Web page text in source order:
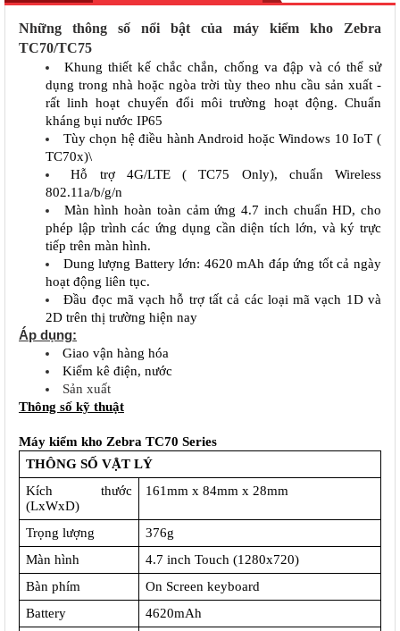
Những thông số nổi bật của máy kiểm kho Zebra
TC70/TC75
Khung thiết kế chắc chắn, chống va đập và có thể sử
dụng trong nhà hoặc ngòa trời tùy theo nhu cầu sản xuất -
rất linh hoạt chuyển đổi môi trường hoạt động. Chuẩn
kháng bụi nước IP65
Tùy chọn hệ điều hành Android hoặc Windows 10 IoT (
TC70x)\
Hỗ trợ 4G/LTE ( TC75 Only), chuẩn Wireless
802.11a/b/g/n
Màn hình hoàn toàn cảm ứng 4.7 inch chuẩn HD, cho
phép lập trình các ứng dụng cần diện tích lớn, và ký trực
tiếp trên màn hình.
Dung lượng Battery lớn: 4620 mAh đáp ứng tốt cả ngày
hoạt động liên tục.
Đầu đọc mã vạch hỗ trợ tất cả các loại mã vạch 1D và
2D trên thị trường hiện nay
Áp dụng:
Giao vận hàng hóa
Kiểm kê điện, nước
Sản xuất
Thông số kỹ thuật
Máy kiểm kho Zebra TC70 Series
THÔNG SỐ VẬT LÝ
Kích thước
(LxWxD)
161mm x 84mm x 28mm
Trọng lượng
376g
Màn hình
4.7 inch Touch (1280x720)
Bàn phím
On Screen keyboard
Battery
4620mAh